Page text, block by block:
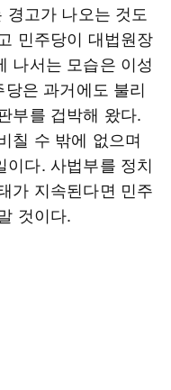
경고가 나오는 것도
민주당이 대법원장
나서는 모습은 이성
은 과거에도 불리
부를 겁박해 왔다.
칠 수 밖에 없으며
이다. 사법부를 정치
가 지속된다면 민주
것이다.